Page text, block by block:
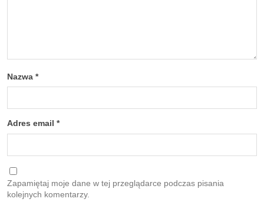
Nazwa *
Adres email *
Zapamiętaj moje dane w tej przeglądarce podczas pisania
kolejnych komentarzy.